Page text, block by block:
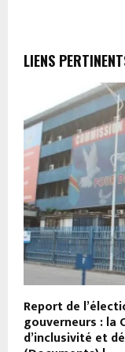
LIENS
Report de
gouverneurs : la
d’inclusivité et